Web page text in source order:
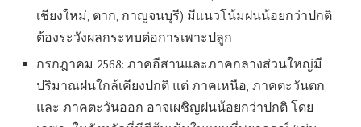
เชียงใหม่, ตาก, กาญจนบุรี) มีแนวโน้มฝนน้อยกว่าปกติ
ต้องระวังผลกระทบต่อการเพาะปลูก
กรกฎาคม 2568: ภาคอีสานและภาคกลางส่วนใหญ่มี
ปริมาณฝนใกล้เคียงปกติ แต่ ภาคเหนือ, ภาคตะวันตก,
และ ภาคตะวันออก อาจเผชิญฝนน้อยกว่าปกติ โดย